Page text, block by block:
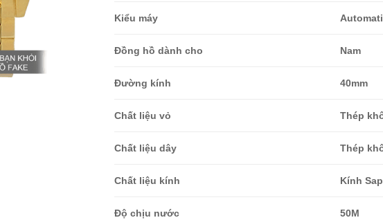
Kiểu máy
Đồng hồ dành cho Nam
Đường kính 40mm
Chất liệu vỏ Thép
Chất liệu dây Thép
Chất liệu kính Kính
Độ chịu nước 50M